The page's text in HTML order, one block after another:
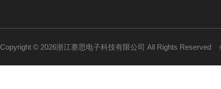
Copyright © 2026浙江赛思电子科技有限公司 All Rights Reserved